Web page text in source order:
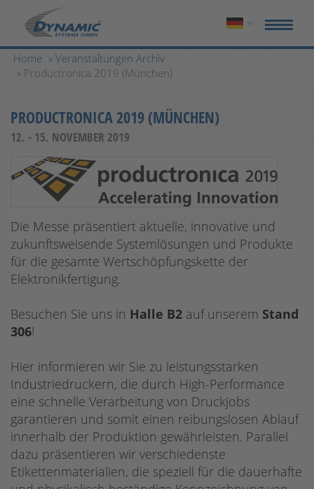
Home » Veranstaltungen Archiv
» Productronica 2019 (München)
PRODUCTRONICA 2019 (MÜNCHEN)
12. - 15. NOVEMBER 2019
Die Messe präsentiert aktuelle, innovative und
zukunftsweisende Systemlösungen und Produkte
für die gesamte Wertschöpfungskette der
Elektronikfertigung.
Besuchen Sie uns in Halle B2 auf unserem Stand
306!
Hier informieren wir Sie zu leistungsstarken
Industriedruckern, die durch High-Performance
eine schnelle Verarbeitung von Druckjobs
garantieren und somit einen reibungslosen Ablauf
innerhalb der Produktion gewährleisten. Parallel
dazu präsentieren wir verschiedenste
Etikettenmaterialien, die speziell für die dauerhafte